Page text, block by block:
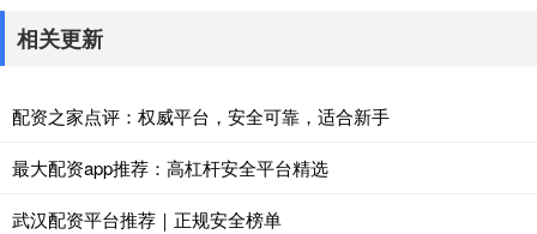
相关更新
配资之家点评：权威平台，安全可靠，适合新手
最大配资app推荐：高杠杆安全平台精选
武汉配资平台推荐｜正规安全榜单